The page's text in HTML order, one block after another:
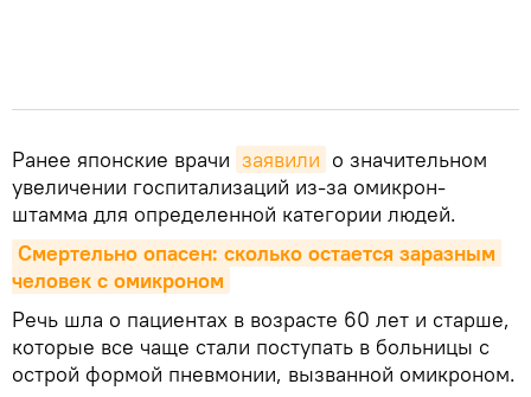
Ранее японские врачи заявили о значительном
увеличении госпитализаций из-за омикрон-
штамма для определенной категории людей.
Смертельно опасен: сколько остается заразным
человек с омикроном
Речь шла о пациентах в возрасте 60 лет и старше,
которые все чаще стали поступать в больницы с
острой формой пневмонии, вызванной омикроном.